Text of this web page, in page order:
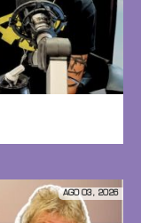
AGO 03, 2026